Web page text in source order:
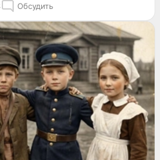
Обсудить